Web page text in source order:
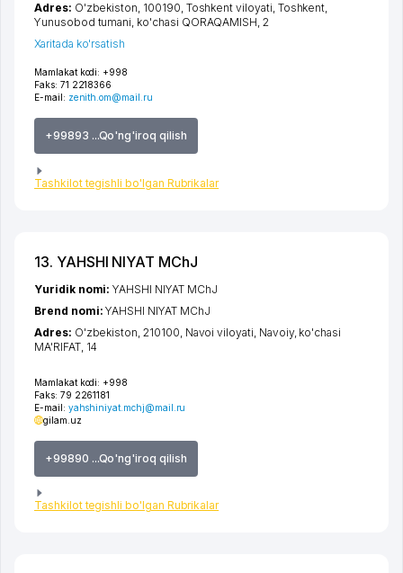
Mamlakat kodi: +998
Faks: 71 2218366
E-mail: zenith.om@mail.ru
+99893 ...Qo'ng'iroq qilish
Tashkilot tegishli bo'lgan Rubrikalar
Adres: O'zbekiston, 100190, Toshkent viloyati, Toshkent,
Yunusobod tumani, ko'chasi QORAQAMISH, 2
Xaritada ko'rsatish
13. YAHSHI NIYAT MChJ
Mamlakat kodi: +998
Faks: 79 2261181
E-mail: yahshiniyat.mchj@mail.ru
gilam.uz
+99890 ...Qo'ng'iroq qilish
Tashkilot tegishli bo'lgan Rubrikalar
Yuridik nomi:YAHSHI NIYAT MChJ
Brend nomi:YAHSHI NIYAT MChJ
Adres: O'zbekiston, 210100, Navoi viloyati Navoiy, ko'chasi
MA'RIFAT, 14